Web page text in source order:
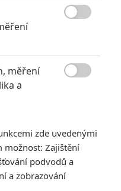
akční fantasy
měření
a
zde uvedenými
možnost: Zajištění
podvodů a
a zobrazování